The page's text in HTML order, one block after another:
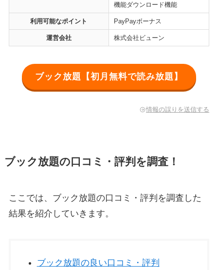
機能ダウンロード機能
利用可能なポイント PayPayボーナス
運営会社 株式会社ビューン
ブック放題【初月無料で読み放題】
情報の誤りを送信する
ブック放題の口コミ・評判を調査！
ここでは、ブック放題の口コミ・評判を調査した
結果を紹介していきます。
ブック放題の良い口コミ・評判